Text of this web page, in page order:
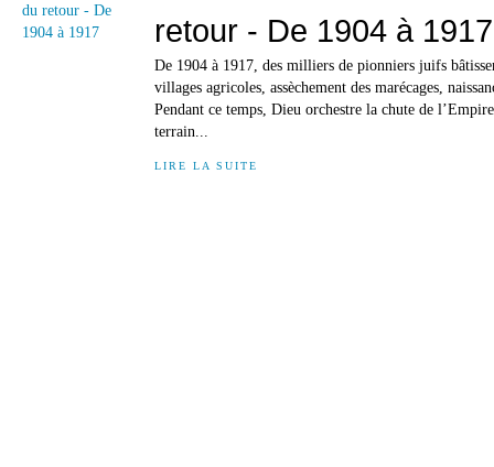
retour - De 1904 à 1917
De 1904 à 1917, des milliers de pionniers juifs
villages agricoles, assèchement des marécages,
Pendant ce temps, Dieu orchestre la chute de
terrain...
LIRE LA SUITE